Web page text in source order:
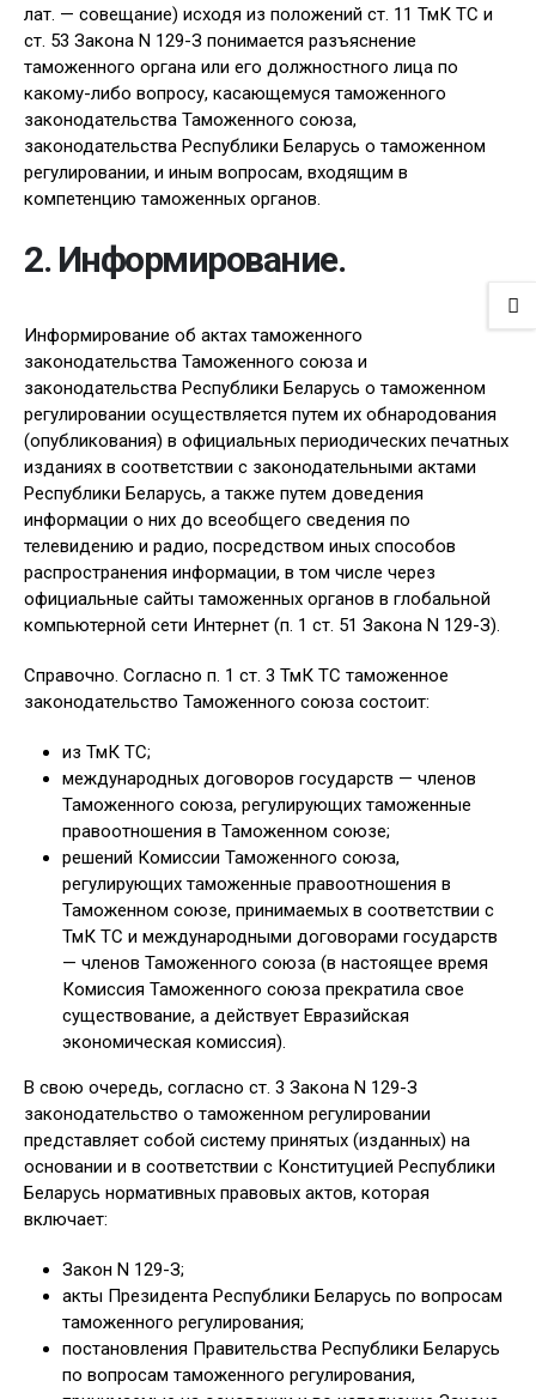
лат. — совещание) исходя из положений ст. 11 ТмК ТС и
ст. 53 Закона N 129-З понимается разъяснение
таможенного органа или его должностного лица по
какому-либо вопросу, касающемуся таможенного
законодательства Таможенного союза,
законодательства Республики Беларусь о таможенном
регулировании, и иным вопросам, входящим в
компетенцию таможенных органов.
2. Информирование.
Информирование об актах таможенного
законодательства Таможенного союза и
законодательства Республики Беларусь о таможенном
регулировании осуществляется путем их обнародования
(опубликования) в официальных периодических печатных
изданиях в соответствии с законодательными актами
Республики Беларусь, а также путем доведения
информации о них до всеобщего сведения по
телевидению и радио, посредством иных способов
распространения информации, в том числе через
официальные сайты таможенных органов в глобальной
компьютерной сети Интернет (п. 1 ст. 51 Закона N 129-З).
Справочно. Согласно п. 1 ст. 3 ТмК ТС таможенное
законодательство Таможенного союза состоит:
из ТмК ТС;
международных договоров государств — членов
Таможенного союза, регулирующих таможенные
правоотношения в Таможенном союзе;
решений Комиссии Таможенного союза,
регулирующих таможенные правоотношения в
Таможенном союзе, принимаемых в соответствии с
ТмК ТС и международными договорами государств
— членов Таможенного союза (в настоящее время
Комиссия Таможенного союза прекратила свое
существование, а действует Евразийская
экономическая комиссия).
В свою очередь, согласно ст. 3 Закона N 129-З
законодательство о таможенном регулировании
представляет собой систему принятых (изданных) на
основании и в соответствии с Конституцией Республики
Беларусь нормативных правовых актов, которая
включает:
Закон N 129-З;
акты Президента Республики Беларусь по вопросам
таможенного регулирования;
постановления Правительства Республики Беларусь
по вопросам таможенного регулирования,